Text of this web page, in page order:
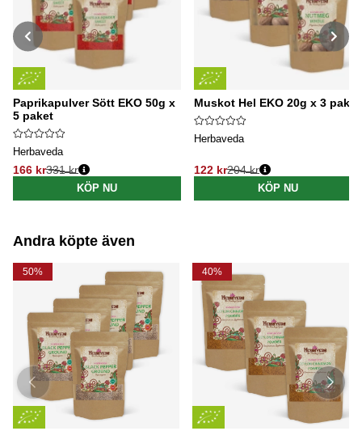
Paprikapulver Sött EKO 50g x
5 paket
Herbaveda
166 kr
Ordinarie pris:
331 kr
KÖP NU
Muskot Hel EKO 20g x 3 paket
Herbaveda
122 kr
Ordinarie pris:
204 kr
KÖP NU
Andra köpte även
50% 40%